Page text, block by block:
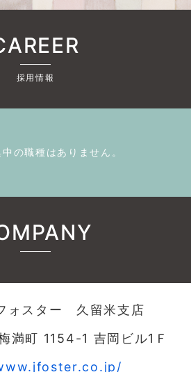
採用情報
の職種はありません。
ォスター 久留米支店
満町 1154-1 吉岡ビル1Ｆ